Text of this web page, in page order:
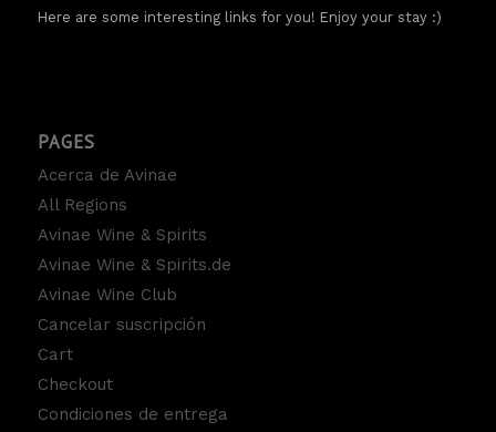
Here are some interesting links for you! Enjoy your stay :)
PAGES
Acerca de Avinae
All Regions
Avinae Wine & Spirits
Avinae Wine & Spirits.de
Avinae Wine Club
Cancelar suscripción
Cart
Checkout
Condiciones de entrega